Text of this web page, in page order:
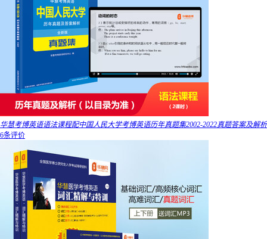
华慧考博英语语法课程配中国人民大学考博英语历年真题集2002-2022真题答案及解析
6条评价